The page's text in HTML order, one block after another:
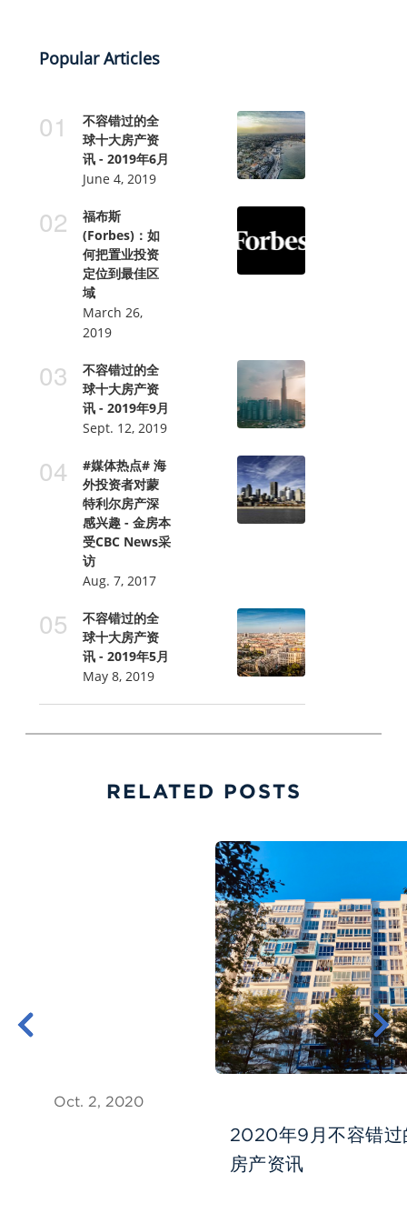
Popular Articles
不容错过的全
球十大房产资
讯 - 2019年6月
June 4, 2019
福布斯
(Forbes)：如
何把置业投资
定位到最佳区
域
March 26,
2019
不容错过的全
球十大房产资
讯 - 2019年9月
Sept. 12, 2019
#媒体热点# 海
外投资者对蒙
特利尔房产深
感兴趣 - 金房本
受CBC News采
访
Aug. 7, 2017
不容错过的全
球十大房产资
讯 - 2019年5月
May 8, 2019
RELATED POSTS
Oct. 2, 2020
2020年9月不容错过
房产资讯